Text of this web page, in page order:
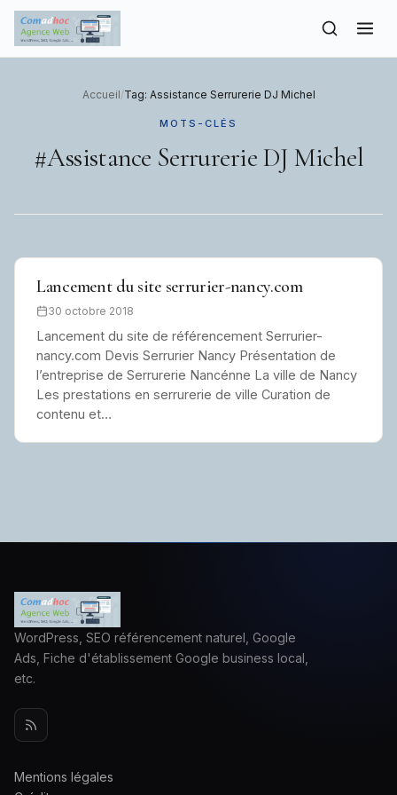
content
Accueil/Tag: Assistance Serrurerie DJ Michel
MOTS-CLÉS
#Assistance Serrurerie DJ Michel
Lancement du site serrurier-nancy.com
30 octobre 2018
Lancement du site de référencement Serrurier-
nancy.com Devis Serrurier Nancy Présentation de
l’entreprise de Serrurerie Nancénne La ville de Nancy
Les prestations en serrurerie de ville Curation de
contenu et…
WordPress, SEO référencement naturel, Google
Ads, Fiche d'établissement Google business local,
etc.
Mentions légales